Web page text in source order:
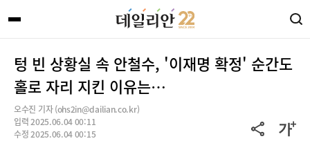
텅 빈 상황실 속 안철수, '이재명 확정' 순간도
홀로 자리 지킨 이유는…
오수진 기자 (ohs2in@dailian.co.kr)
입력 2025.06.04 00:11
수정 2025.06.04 00:15